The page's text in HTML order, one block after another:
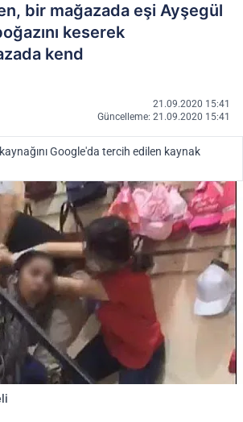
bir mağazada eşi Ayşegül
keserek
kend
21.09.2020 15:41
Güncelleme: 21.09.2020 15:41
kaynağını Google'da tercih edilen kaynak